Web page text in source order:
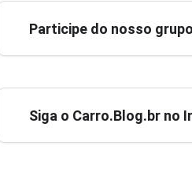
Participe do nosso
Siga o Carro.Blog.br no